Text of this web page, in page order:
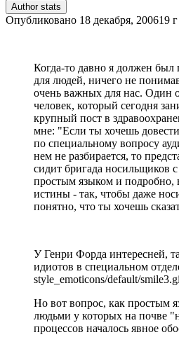
Author stats
Опубликовано 18 декабря, 200619 г
Когда-то давно я должен был
для людей, ничего не
очень важных для нас. Один
человек, который сегодня
крупный пост в
мне: "Если ты хочешь
по специальному вопросу
нем не разбирается, то
сидит бригада носильщиков
простым языком и подробно,
истины - так, чтобы даже
понятно, что ты хочешь
У Генри Форда интересней,
идиотов в специальном
style_emoticons/default/
Но вот вопрос, как простым
людьми у которых на почве
процессов началось явное